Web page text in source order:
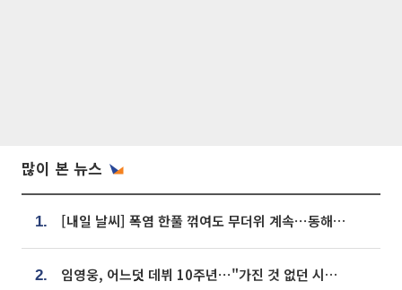
많이 본 뉴스
1. [내일 날씨] 폭염 한풀 꺾여도 무더위 계속⋯동해안 이틀 연속 비
2. 임영웅, 어느덧 데뷔 10주년⋯"가진 것 없던 시절, 내 앞엔 20명의 팬뿐"